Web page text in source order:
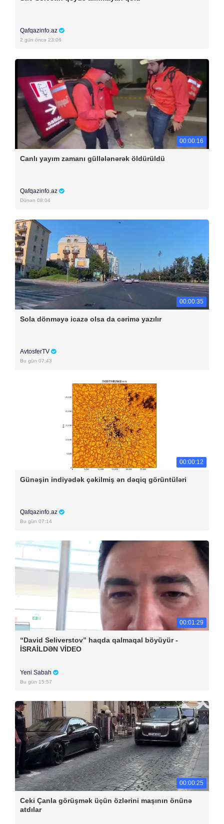
Qafqazinfo.az
2 gün öncə 23:06
00:00:16
Canlı yayım zamanı güllələnərək öldürüldü
Qafqazinfo.az
Dünən 08:04
00:00:35
Sola dönməyə icazə olsa da cərimə yazılır
AvtosferTV
Bu gün 07:43
00:00:12
Günəşin indiyədək çəkilmiş ən dəqiq görüntüləri
Qafqazinfo.az
Bu gün 07:14
00:01:29
“David Seliverstov” haqda qalmaqal böyüyür -
İSRAİLDƏN VİDEO
Yeni Sabah
Bu gün 15:57
00:00:25
Ceki Çanla görüşmək üçün özlərini maşının önünə
atdılar